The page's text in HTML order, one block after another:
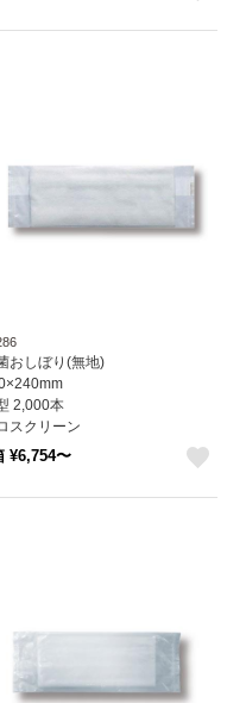
おしぼり(無地)
2,000本
スクリーン
海道・沖縄・離島 送料別途 ※個
宅配送不可 (尚美堂/フジナップ)
¥6,754〜